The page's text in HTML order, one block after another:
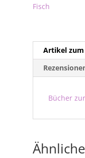
Fisch
Artikel zum
Bücher